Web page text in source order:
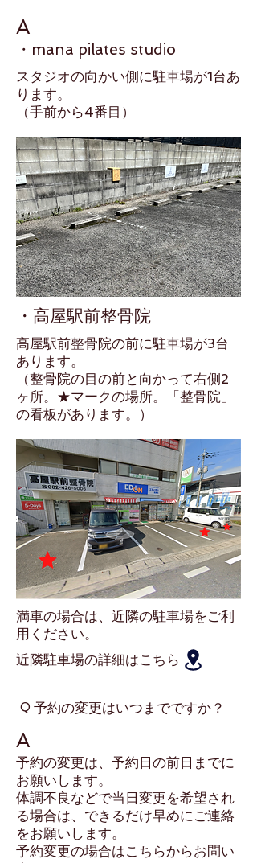
A
​・mana pilates studio
​スタジオの向かい側に駐車場が1台あ
ります。
（手前から4番目）
​・高屋駅前整骨院
​高屋駅前整骨院の前に駐車場が3台
あります。
​（整骨院の目の前と向かって右側2
ヶ所。★マークの場所。「整骨院」
の看板があります。）
​満車の場合は、近隣の駐車場をご利
用ください。
近隣駐車場の詳細はこちら
​予約の変更はいつまでですか？
Q
A
予約の変更は、予約日の前日までに
お願いします。
​体調不良などで当日変更を希望され
る場合は、できるだけ早めにご連絡
をお願いします。
​予約変更の場合はこちらからお問い